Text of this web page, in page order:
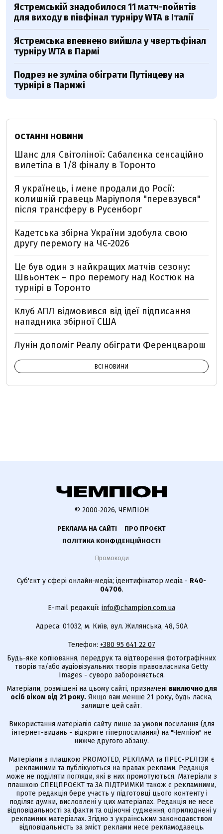
Ястремській знадобилося 11 матч-пойнтів
для виходу в півфінал турніру WTA в Італії
Ястремська впевнено вийшла у чвертьфінал
турніру WTA в Пармі
Подрез не зуміла обіграти Путінцеву на
турнірі в Парижі
ОСТАННІ НОВИНИ
Шанс для Світоліної: Сабалєнка сенсаційно
вилетіла в 1/8 фіналу в Торонто
Я українець, і мене продали до Росії:
колишній гравець Маріуполя "перевзувся"
після трансферу в Русенборг
Кадетська збірна України здобула свою
другу перемогу на ЧЄ-2026
Це був один з найкращих матчів сезону:
Швьонтек – про перемогу над Костюк на
турнірі в Торонто
Клуб АПЛ відмовився від ідеї підписання
нападника збірної США
Лунін допоміг Реалу обіграти Ференцварош
ВСІ НОВИНИ
© 2000-2026, ЧЕМПІОН
РЕКЛАМА НА САЙТІ
ПРО ПРОЄКТ
ПОЛІТИКА КОНФІДЕНЦІЙНОСТІ
Промокоди
Суб'єкт у сфері онлайн-медіа; ідентифікатор медіа - R40-
04706.
E-mail редакції: info@champion.com.ua
Адреса: 01032, м. Київ, вул. Жилянська, 48, 50А
Телефон: +380 95 641 22 07
Будь-яке копіювання, передрук та відтворення фотографічних
творів та/або аудіовізуальних творів правовласника Getty
Images - суворо забороняється.
Матеріали, розміщені на цьому сайті, призначені виключно для
осіб віком від 21 року. Якщо вам менше 21 року, будь ласка,
залиште цей сайт.
Використання матеріалів сайту лише за умови посилання (для
інтернет-видань - відкрите гіперпосилання) на "Чемпіон" не
нижче другого абзацу.
Матеріали з плашкою PROMOTED, РЕКЛАМА та ПРЕС-РЕЛІЗИ є
рекламними та публікуються на правах реклами. Редакція
може не поділяти погляди, які в них промотуються. Матеріали з
плашкою СПЕЦПРОЄКТ та ЗА ПІДТРИМКИ також є рекламними,
проте редакція бере участь у підготовці цього контенту і
поділяє думки, висловлені у цих матеріалах. Редакція не несе
відповідальності за факти та оціночні судження, оприлюднені у
рекламних матеріалах. Згідно з українським законодавством
відповідальність за зміст реклами несе рекламодавець.